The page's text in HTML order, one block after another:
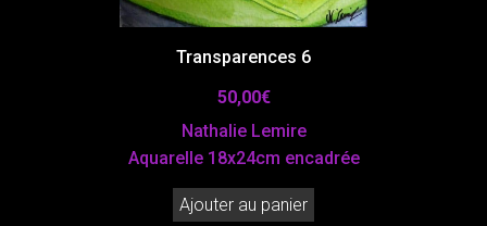
Transparences 6
50,00€
Nathalie Lemire
Aquarelle 18x24cm encadrée
Ajouter au panier